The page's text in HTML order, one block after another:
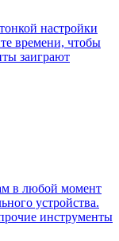
настройки
времени, чтобы
заиграют
в любой момент
устройства.
инструменты